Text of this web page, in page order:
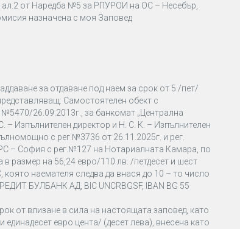
от Наредба №5 за РПУРОИ на ОС – Несебър,
назначена с моя Заповед
за отдаване под наем за срок от 5 /пет/
Самостоятелен обект с
26.09.2013г., за банкомат „Централна
Изпълнителен директор и Н. С. К. – Изпълнителен
с рег.№3736 от 26.11.2025г. и рег.
– София с рег.№127 на Нотариалната Камара, по
размер на 56,24 евро/110 лв. /петдесет и шест
наемателя следва да внася до 10 – то число
БУЛБАНК АД, ВIС UNCRBGSF, IBAN BG 55
от влизане в сила на настоящата заповед, като
евро цента/ (десет лева), внесена като